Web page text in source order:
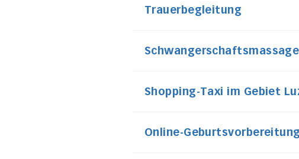
Trauerbegleitung
Schwangerschaftsmassage
Shopping-Taxi im Gebiet
Online-